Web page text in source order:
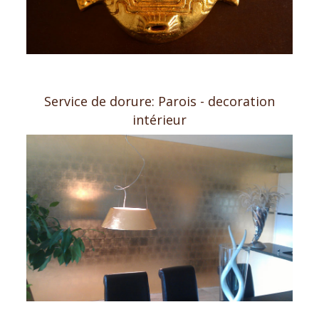
Service de dorure: Parois - decoration
intérieur